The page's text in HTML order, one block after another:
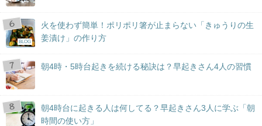
BLOG
火を使わず簡単！ポリポリ箸が止まらない「きゅうりの生
姜漬け」の作り方
朝4時・5時台起きを続ける秘訣は？早起きさん4人の習慣
朝4時台に起きる人は何してる？早起きさん3人に学ぶ「朝
時間の使い方」